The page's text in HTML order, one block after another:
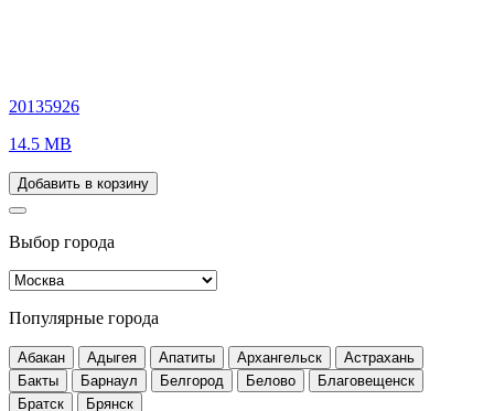
20135926
14.5 MB
Добавить в корзину
Выбор города
Популярные города
Абакан Адыгея Апатиты Архангельск
Астрахань
Бакты
Барнаул Белгород Белово
Благовещенск
Братск
Брянск